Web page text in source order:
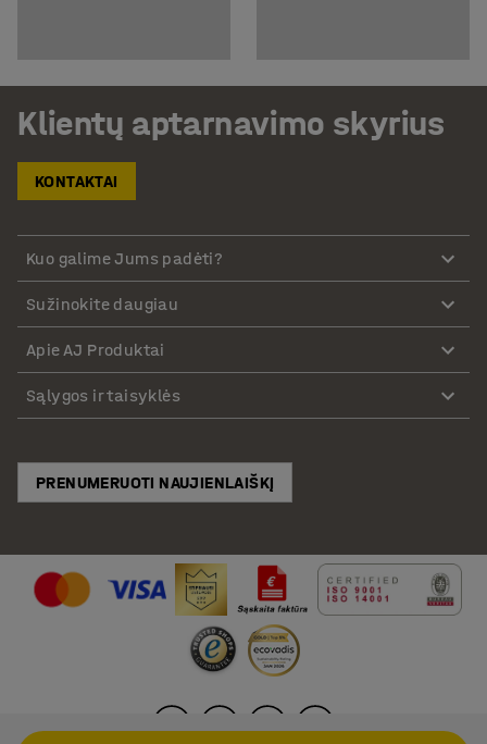
Klientų aptarnavimo skyrius
KONTAKTAI
Kuo galime Jums padėti?
Sužinokite daugiau
Apie AJ Produktai
Sąlygos ir taisyklės
PRENUMERUOTI NAUJIENLAIŠKĮ